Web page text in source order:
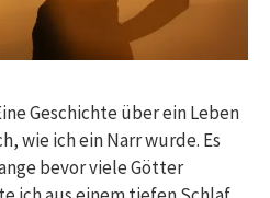
Geschichte über ein Leben
wie ich ein Narr wurde. Es
bevor viele Götter